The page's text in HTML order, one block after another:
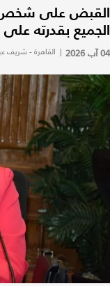
القبض على
الجميع بقدرته
04 آب 2026 | القاهرة - شريف